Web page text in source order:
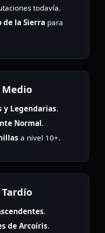
todavía.
de la Sierra para
Medio
y Legendarias.
Normal.
a nivel 10+.
.
de Arcoíris.